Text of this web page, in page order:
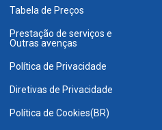
Tabela de Preços
Prestação de serviços e
Outras avenças
Política de Privacidade
Diretivas de Privacidade
Política de Cookies(BR)